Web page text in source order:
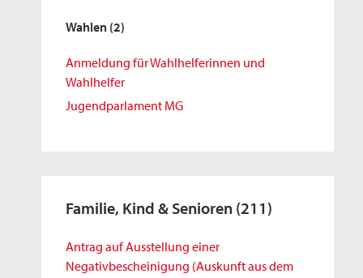
Wahlen (2)
Anmeldung für Wahlhelferinnen und
Wahlhelfer
Jugendparlament MG
Familie, Kind & Senioren (211)
Antrag auf Ausstellung einer
Negativbescheinigung (Auskunft aus dem